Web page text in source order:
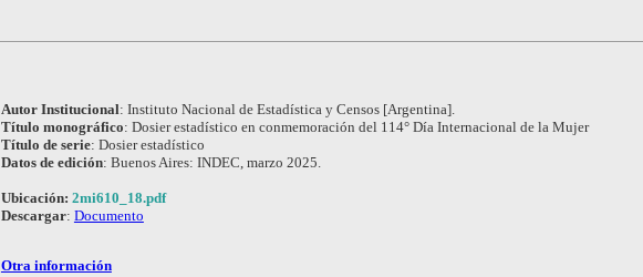
Autor Institucional: Instituto Nacional de Estadística y Censos [Argentina].
Título monográfico: Dosier estadístico en conmemoración del 114° Día Internacional de la Mujer
Título de serie: Dosier estadístico
Datos de edición: Buenos Aires: INDEC, marzo 2025.
Ubicación: 2mi610_18.pdf
Descargar: Documento
Otra información